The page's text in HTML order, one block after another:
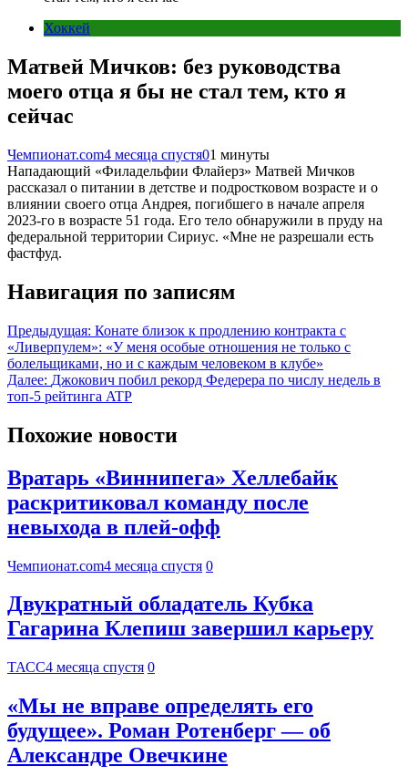
Хоккей
Матвей Мичков: без руководства
моего отца я бы не стал тем, кто я
сейчас
Чемпионат.com4 месяца спустя01 минуты
Нападающий «Филадельфии Флайерз» Матвей Мичков
рассказал о питании в детстве и подростковом возрасте и о
влиянии своего отца Андрея, погибшего в начале апреля
2023-го в возрасте 51 года. Его тело обнаружили в пруду на
федеральной территории Сириус. «Мне не разрешали есть
фастфуд.
Навигация по записям
Предыдущая: Конате близок к продлению контракта с
«Ливерпулем»: «У меня особые отношения не только с
болельщиками, но и с каждым человеком в клубе»
Далее: Джокович побил рекорд Федерера по числу недель в
топ‑5 рейтинга ATP
Похожие новости
Вратарь «Виннипега» Хеллебайк
раскритиковал команду после
невыхода в плей-офф
Чемпионат.com4 месяца спустя 0
Двукратный обладатель Кубка
Гагарина Клепиш завершил карьеру
ТАСС4 месяца спустя 0
«Мы не вправе определять его
будущее». Роман Ротенберг — об
Александре Овечкине